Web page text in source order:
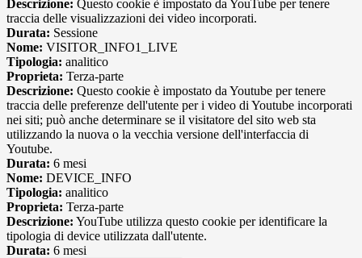
Descrizione: Questo cookie è impostato da YouTube per tenere
traccia delle visualizzazioni dei video incorporati.
Durata: Sessione
Nome: VISITOR_INFO1_LIVE
Tipologia: analitico
Proprieta: Terza-parte
Descrizione: Questo cookie è impostato da Youtube per tenere
traccia delle preferenze dell'utente per i video di Youtube incorporati
nei siti; può anche determinare se il visitatore del sito web sta
utilizzando la nuova o la vecchia versione dell'interfaccia di
Youtube.
Durata: 6 mesi
Nome: DEVICE_INFO
Tipologia: analitico
Proprieta: Terza-parte
Descrizione: YouTube utilizza questo cookie per identificare la
tipologia di device utilizzata dall'utente.
Durata: 6 mesi